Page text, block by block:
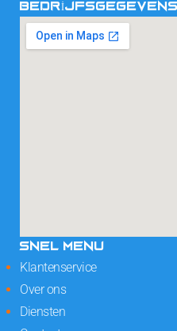
BEDRIJFSGEGEVENS
SNEL MENU
Klantenservice
Over ons
Diensten